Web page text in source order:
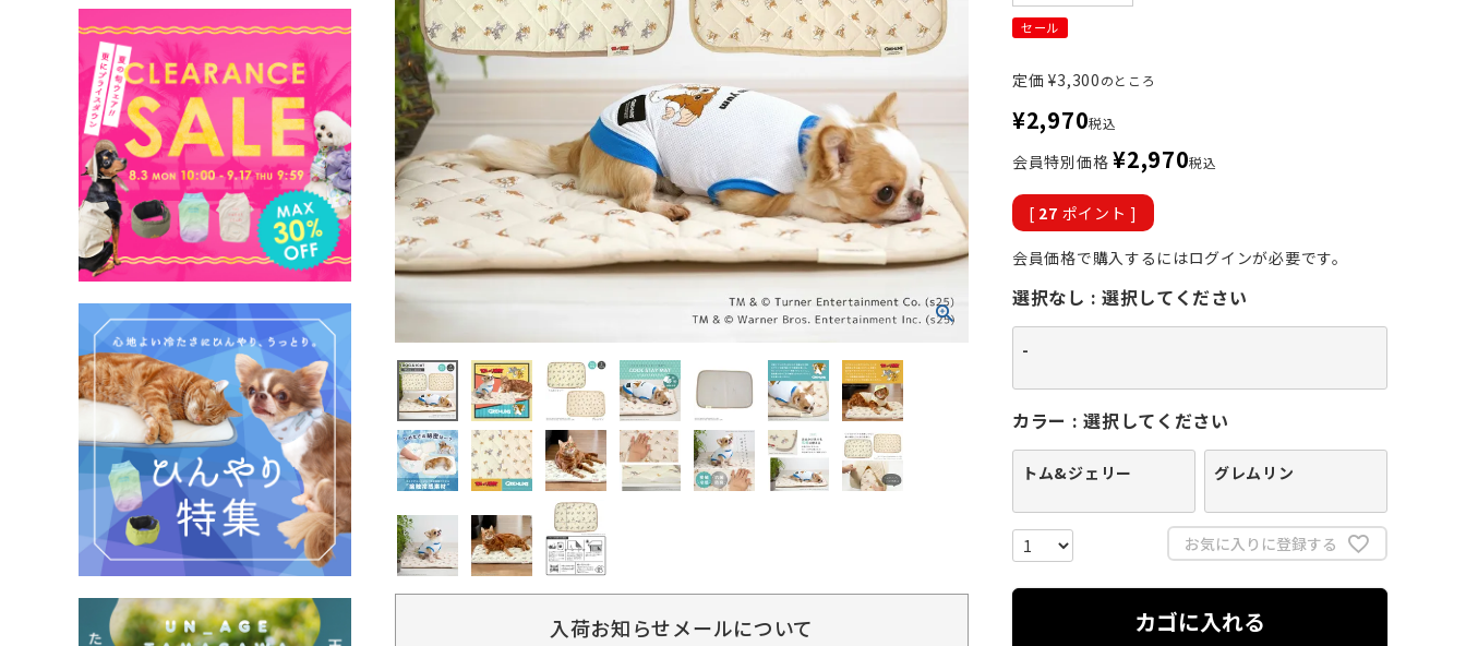
入荷お知らせメールについて
セール
定価 ¥3,300のところ
¥2,970税込
会員特別価格 ¥2,970税込
[ 27 ポイント ]
会員価格で購入するにはログインが必要です。
選択なし 選択してください
-
カラー 選択してください
トム&ジェリー グレムリン
お気に入りに登録する
カゴに入れる